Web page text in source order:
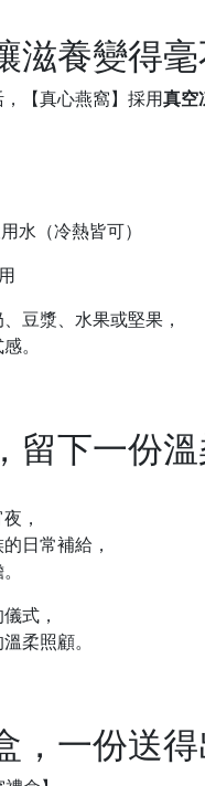
滋養變得
【真心燕窩】採用真空
水（冷熱皆可）
豆漿、水果或堅果，
。
留下一份
，
日常補給，
式，
柔照顧。
，一份送